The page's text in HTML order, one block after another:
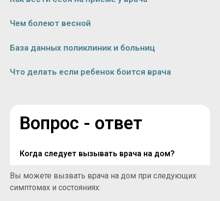
Чем болеют весной
База данных поликлиник и больниц
Что делать если ребенок боится врача
Вопрос - ответ
Когда следует вызывать врача на дом?
Вы можете вызвать врача на дом при следующих
симптомах и состояниях: